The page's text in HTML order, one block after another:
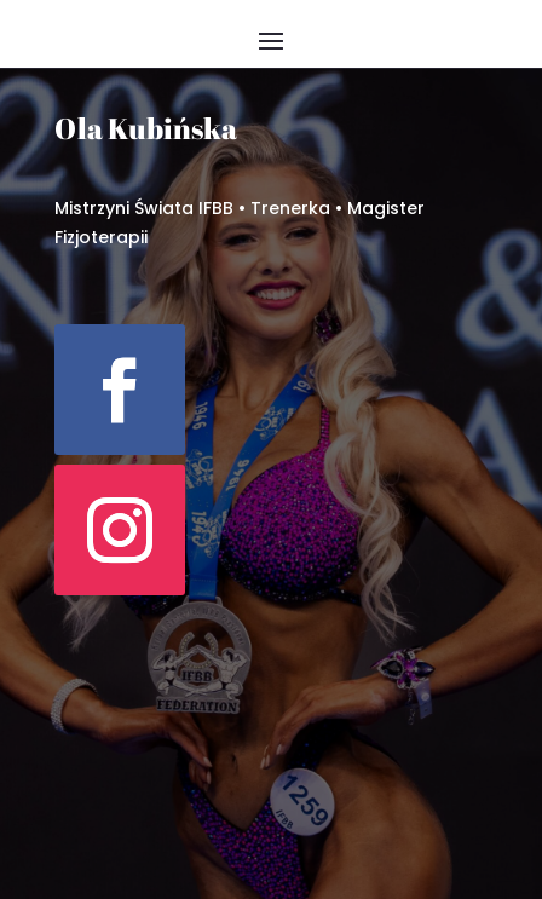
Ola Kubińska
Mistrzyni Świata IFBB • Trenerka • Magister
Fizjoterapii